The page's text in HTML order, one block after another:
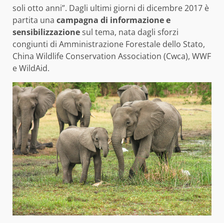
soli otto anni”. Dagli ultimi giorni di dicembre 2017 è
partita una campagna di informazione e
sensibilizzazionesul tema, nata dagli sforzi
congiunti di Amministrazione Forestale dello Stato,
China Wildlife Conservation Association (Cwca), WWF
e WildAid.